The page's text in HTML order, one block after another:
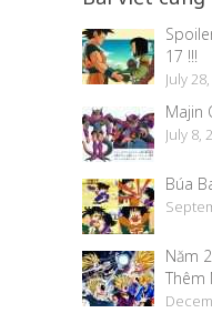
17 !!!
July
Majin
July 8,
Búa
Năm
Thêm